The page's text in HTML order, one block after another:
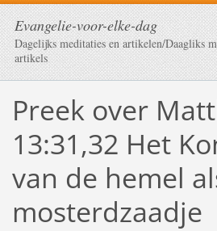
Evangelie-voor-elke-dag
Dagelijks meditaties en artikelen/Daagliks
artikels
Preek over
13:31,32 Het
van de hemel
mosterdzaadje